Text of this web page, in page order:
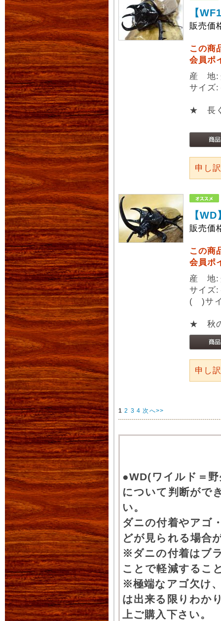
【
販売価
この商
会員ポ
産 地:
サイ
★ 長
申し
【
販売価
この商
会員ポ
産 地:
サイ
( )サイ
★ 秋
申し
1 2 3 4 次へ>>
●WD(ワイルド＝
について判断がで
い。
ダニの付着やアゴ
どが見られる場合
※ダニの付着はブ
ことで軽減するこ
※極端なアゴ欠け
は出来る限りわか
上ご購入下さい。